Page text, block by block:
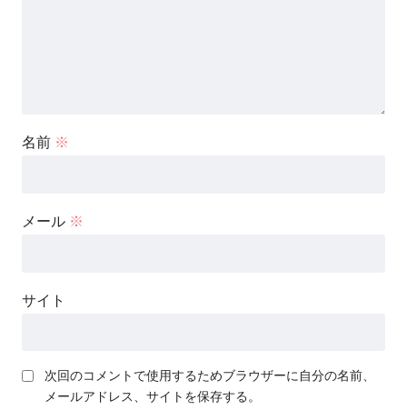
名前 ※
メール ※
サイト
次回のコメントで使用するためブラウザーに自分の名前、
メールアドレス、サイトを保存する。